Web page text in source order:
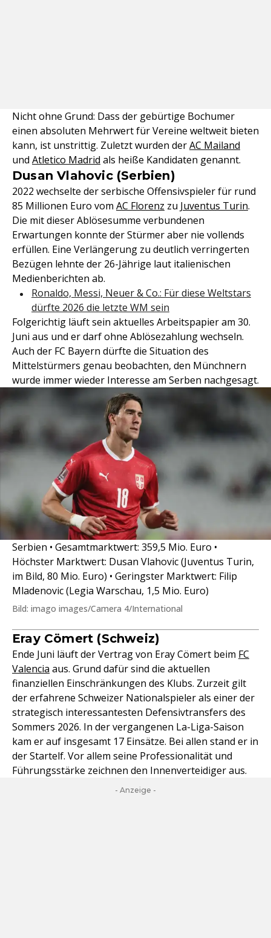
Nicht ohne Grund: Dass der gebürtige Bochumer
einen absoluten Mehrwert für Vereine weltweit bieten
kann, ist unstrittig. Zuletzt wurden derAC Mailand
und Atletico Madrid als heiße Kandidaten genannt.
Dusan Vlahovic (Serbien)
2022 wechselte der serbische Offensivspieler für rund
85 Millionen Euro vom AC Florenz zu Juventus Turin.
Die mit dieser Ablösesumme verbundenen
Erwartungen konnte der Stürmer aber nie vollends
erfüllen. Eine Verlängerung zu deutlich verringerten
Bezügen lehnte der 26-Jährige laut italienischen
Medienberichten ab.
Ronaldo, Messi, Neuer & Co.: Für diese Weltstars
dürfte 2026 die letzte WM sein
Folgerichtig läuft sein aktuelles Arbeitspapier am 30.
Juni aus und er darf ohne Ablösezahlung wechseln.
Auch der FC Bayern dürfte die Situation des
Mittelstürmers genau beobachten, den Münchnern
wurde immer wieder Interesse am Serben nachgesagt.
Serbien • Gesamtmarktwert: 359,5 Mio. Euro •
Höchster Marktwert: Dusan Vlahovic (Juventus Turin,
im Bild, 80 Mio. Euro) • Geringster Marktwert: Filip
Mladenovic (Legia Warschau, 1,5 Mio. Euro)
Bild: imago images/Camera 4/International
Eray Cömert (Schweiz)
Ende Juni läuft der Vertrag von Eray Cömert beim FC
Valencia aus. Grund dafür sind die aktuellen
finanziellen Einschränkungen des Klubs. Zurzeit gilt
der erfahrene Schweizer Nationalspieler als einer der
strategisch interessantesten Defensivtransfers des
Sommers 2026. In der vergangenen La-Liga-Saison
kam er auf insgesamt 17 Einsätze. Bei allen stand er in
der Startelf. Vor allem seine Professionalität und
Führungsstärke zeichnen den Innenverteidiger aus.
- Anzeige -